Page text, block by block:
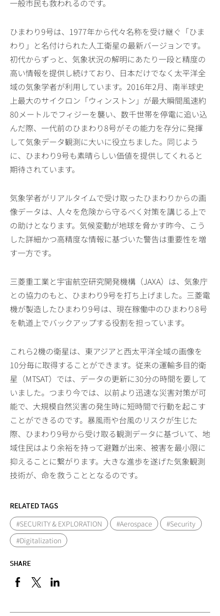
一般市民も救われるのです。
ひまわり9号は、1977年から代々名称を受け継ぐ「ひま
わり」と名付けられた人工衛星の最新バージョンです。
初代からずっと、気象状況の解明にあたり一段と精度の
高い情報を提供し続けており、日本だけでなく太平洋全
域の気象学者が利用しています。2016年2月、南半球史
上最大のサイクロン「ウィンストン」が最大瞬間風速約
80メートルでフィジーを襲い、数千世帯を停電に追い込
んだ際、一代前のひまわり8号がその能力を存分に発揮
して気象データ観測に大いに役立ちました。同じよう
に、ひまわり9号も素晴らしい価値を提供してくれると
期待されています。
気象学者がリアルタイムで受け取ったひまわりからの画
像データは、人々を危険から守るべく対策を講じる上で
の助けとなります。気候変動が地球を脅かす昨今、こう
した詳細かつ高精度な情報に基づいた警告は重要性を増
す一方です。
三菱重工業と宇宙航空研究開発機構（JAXA）は、気象庁
との協力のもと、ひまわり9号を打ち上げました。三菱電
機が製造したひまわり9号は、現在稼働中のひまわり8号
を軌道上でバックアップする役割を担っています。
これら2機の衛星は、東アジアと西太平洋全域の画像を
10分毎に取得することができます。従来の運輸多目的衛
星（MTSAT）では、データの更新に30分の時間を要して
いました。つまり今では、以前より迅速な災害対策が可
能で、大規模自然災害の発生時に短時間で行動を起こす
ことができるのです。暴風雨や台風のリスクが生じた
際、ひまわり9号から受け取る観測データに基づいて、地
域住民はより余裕を持って避難が出来、被害を最小限に
抑えることに繋がります。大きな進歩を遂げた気象観測
技術が、命を救うこととなるのです。
RELATED TAGS
SHARE
#SECURITY & EXPLORATION #Aerospace
#Security
#Digitalization